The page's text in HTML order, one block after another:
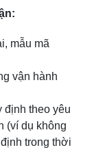
mẫu mã
vận hành
định theo yêu
(ví dụ không
trong thời